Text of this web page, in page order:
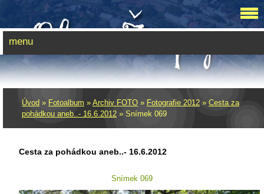
Úvod » Fotoalbum » Archiv FOTO » Fotografie 2012 » Cesta za
pohádkou aneb..- 16.6.2012 » Snímek 069
Cesta za pohádkou aneb..- 16.6.2012
Snímek 069
menu